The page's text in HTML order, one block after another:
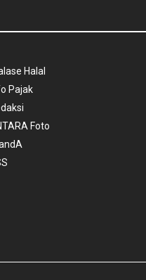
Halal
Pajak
Foto